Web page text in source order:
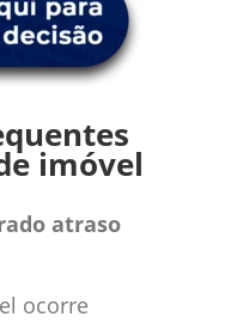
imóvel
atraso
ocorre